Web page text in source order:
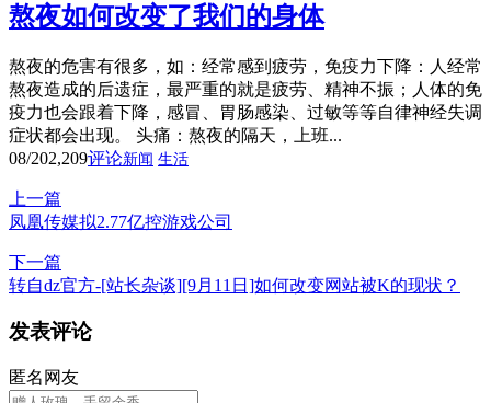
熬夜如何改变了我们的身体
熬夜的危害有很多，如：经常感到疲劳，免疫力下降：人经常
熬夜造成的后遗症，最严重的就是疲劳、精神不振；人体的免
疫力也会跟着下降，感冒、胃肠感染、过敏等等自律神经失调
症状都会出现。 头痛：熬夜的隔天，上班...
08/202,209评论新闻 生活
上一篇
凤凰传媒拟2.77亿控游戏公司
下一篇
转自dz官方-[站长杂谈][9月11日]如何改变网站被K的现状？
发表评论
匿名网友